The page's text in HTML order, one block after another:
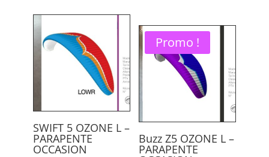
initial
était :
2100,00 €.
actuel
SWIFT 5 OZONE L –
PARAPENTE
OCCASION
Promo !
Buzz Z5 OZONE L –
PARAPENTE